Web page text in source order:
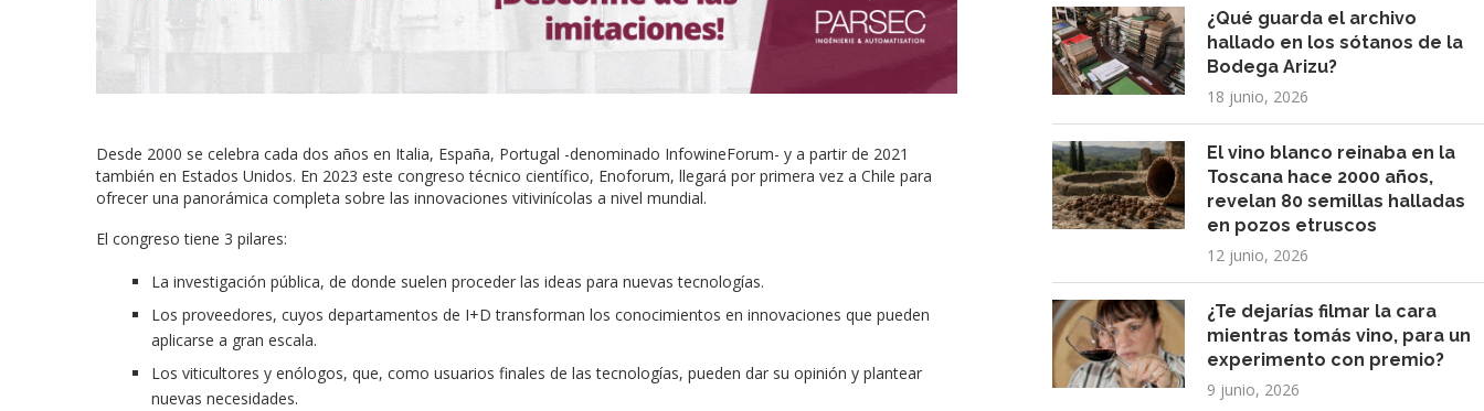
Desde 2000 se celebra cada dos años en Italia, España, Portugal -denominado InfowineForum- y a partir de 2021
también en Estados Unidos. En 2023 este congreso técnico científico, Enoforum, llegará por primera vez a Chile para
ofrecer una panorámica completa sobre las innovaciones vitivinícolas a nivel mundial.
El congreso tiene 3 pilares:
La investigación pública, de donde suelen proceder las ideas para nuevas tecnologías.
Los proveedores, cuyos departamentos de I+D transforman los conocimientos en innovaciones que pueden
aplicarse a gran escala.
Los viticultores y enólogos, que, como usuarios finales de las tecnologías, pueden dar su opinión y plantear
nuevas necesidades.
¿Qué guarda el archivo
hallado en los sótanos de la
Bodega Arizu?
18 junio, 2026
El vino blanco reinaba en la
Toscana hace 2000 años,
revelan 80 semillas halladas
en pozos etruscos
12 junio, 2026
¿Te dejarías filmar la cara
mientras tomás vino, para un
experimento con premio?
9 junio, 2026